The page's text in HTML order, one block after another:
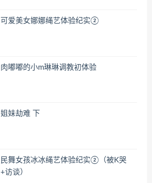
可爱美女娜娜绳艺体验纪实②
肉嘟嘟的小m琳琳调教初体验
姐妹劫难 下
民舞女孩冰冰绳艺体验纪实②（被K哭
+访谈）